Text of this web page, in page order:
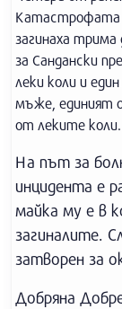
Катастрофата
загинаха
за Сандански
леки коли и
мъже, единият
от леките коли.
На път за
инцидента е
майка му е в
загиналите.
затворен за
Добряна